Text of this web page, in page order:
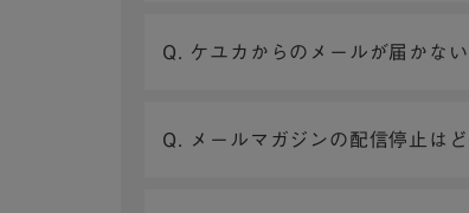
Q. ケユカからのメールが届かな
Q. メールマガジンの配信停止は